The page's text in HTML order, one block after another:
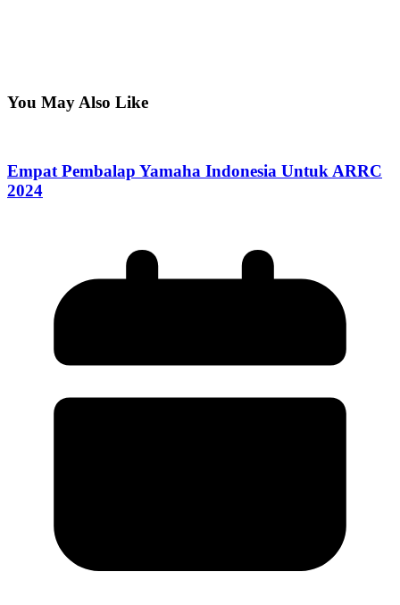
You May Also Like
Empat Pembalap Yamaha Indonesia Untuk ARRC
2024